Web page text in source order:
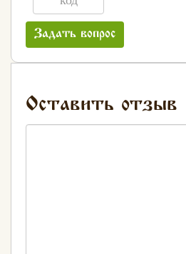
Задать вопрос
Оставить отзыв